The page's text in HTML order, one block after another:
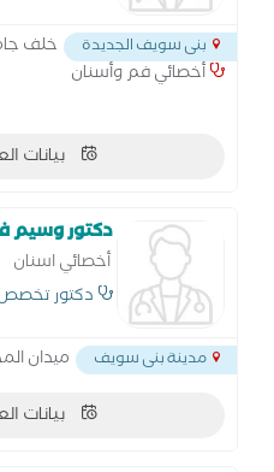
بنى سويف الجديدة
خلف
أخصائي فم وأسنان
بيانات
دكتور وسيم
أخصائي اسنان
دكتور
مدينة بنى سويف ميدان
بيانات